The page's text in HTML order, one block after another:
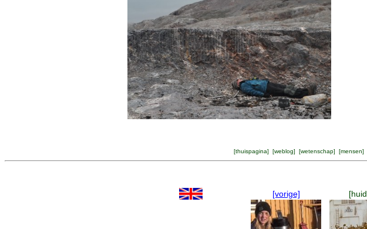
[thuispagina] [weblog] [wetenschap] [mensen]
[vorige]